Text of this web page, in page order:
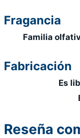
Fragancia
Familia
Fabricación
Es
Reseña